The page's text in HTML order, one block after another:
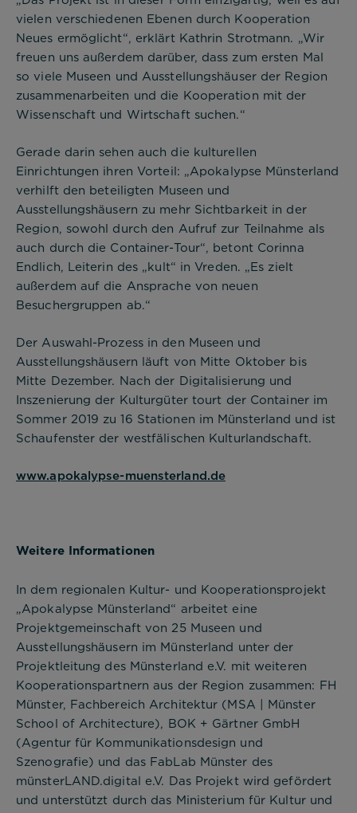
vielen verschiedenen Ebenen durch Kooperation
Neues ermöglicht“, erklärt Kathrin Strotmann. „Wir
freuen uns außerdem darüber, dass zum ersten Mal
so viele Museen und Ausstellungshäuser der Region
zusammenarbeiten und die Kooperation mit der
Wissenschaft und Wirtschaft suchen.“
Gerade darin sehen auch die kulturellen
Einrichtungen ihren Vorteil: „Apokalypse Münsterland
verhilft den beteiligten Museen und
Ausstellungshäusern zu mehr Sichtbarkeit in der
Region, sowohl durch den Aufruf zur Teilnahme als
auch durch die Container-Tour“, betont Corinna
Endlich, Leiterin des „kult“ in Vreden. „Es zielt
außerdem auf die Ansprache von neuen
Besuchergruppen ab.“
Der Auswahl-Prozess in den Museen und
Ausstellungshäusern läuft von Mitte Oktober bis
Mitte Dezember. Nach der Digitalisierung und
Inszenierung der Kulturgüter tourt der Container im
Sommer 2019 zu 16 Stationen im Münsterland und ist
Schaufenster der westfälischen Kulturlandschaft.
www.apokalypse-muensterland.de
Weitere Informationen
In dem regionalen Kultur- und Kooperationsprojekt
„Apokalypse Münsterland“ arbeitet eine
Projektgemeinschaft von 25 Museen und
Ausstellungshäusern im Münsterland unter der
Projektleitung des Münsterland e.V. mit weiteren
Kooperationspartnern aus der Region zusammen: FH
Münster, Fachbereich Architektur (MSA | Münster
School of Architecture), BOK + Gärtner GmbH
(Agentur für Kommunikationsdesign und
Szenografie) und das FabLab Münster des
münsterLAND.digital e.V. Das Projekt wird gefördert
und unterstützt durch das Ministerium für Kultur und
Notwendig
Diese werden für die Grundfunktionen der
Alle akzeptieren
Speichern
Ablehnen